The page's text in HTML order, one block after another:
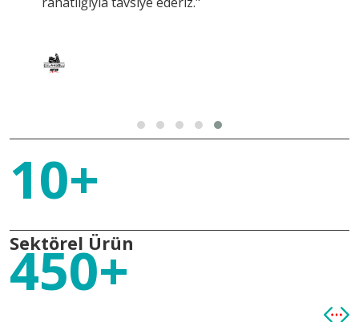
10+
Sektörel Ürün
450+